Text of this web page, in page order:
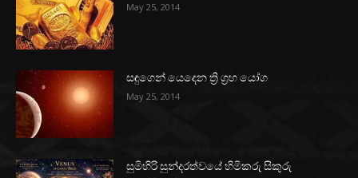
May 25, 2014
සඳුගෙන් යෙදෙන ත්‍රි ග්‍රහ යෝග
May 25, 2014
සුමිහිරි සුන්දරත්වයේ හිමිකරු සිකුරු